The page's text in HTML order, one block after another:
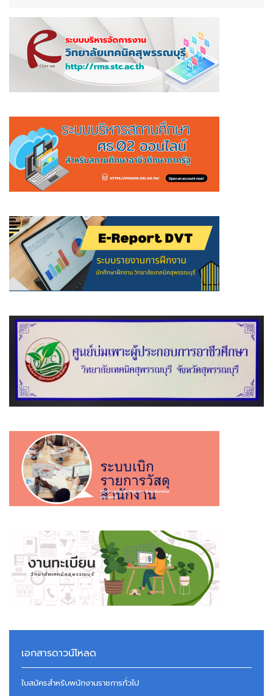
เอกสารดาวน์โหลด
ใบสมัครสำหรับพนักงานราชการทั่วไป